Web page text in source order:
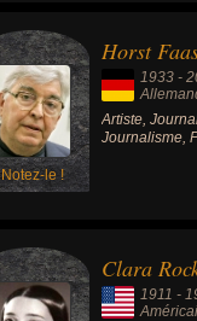
Notez-le !
Horst
1933 -
Artiste,
Journalisme,
Clara
1911 -